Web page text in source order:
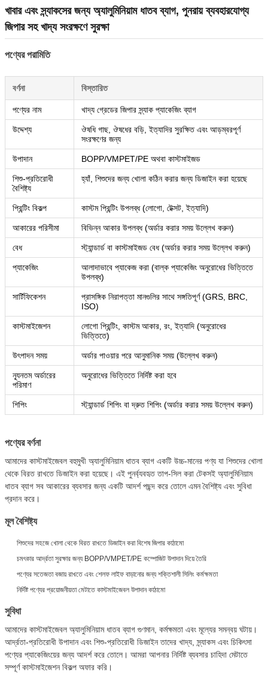
খাবার এবং স্ন্যাকসের জন্য অ্যালুমিনিয়াম ধাতব ব্যাগ, পুনরায় ব্যবহারযোগ্য
জিপার সহ খাদ্য সংরক্ষণে সুরক্ষা
পণ্যের পরামিতি
বর্ণনা বিস্তারিত
পণ্যের নাম খাদ্য গ্রেডের জিপার স্ন্যাক প্যাকেজিং ব্যাগ
উদ্দেশ্য
ঔষধি গাছ, ঔষধের বড়ি, ইত্যাদির সুরক্ষিত এবং আড়ম্বরপূর্ণ
সংরক্ষণের জন্য
উপাদান BOPP/VMPET/PE অথবা কাস্টমাইজড
শিশু-প্রতিরোধী
বৈশিষ্ট্য
হ্যাঁ, শিশুদের জন্য খোলা কঠিন করার জন্য ডিজাইন করা হয়েছে
প্রিন্টিং বিকল্প কাস্টম প্রিন্টিং উপলব্ধ (লোগো, টেক্সট, ইত্যাদি)
আকারের পরিসীমা বিভিন্ন আকার উপলব্ধ (অর্ডার করার সময় উল্লেখ করুন)
বেধ স্ট্যান্ডার্ড বা কাস্টমাইজড বেধ (অর্ডার করার সময় উল্লেখ করুন)
প্যাকেজিং
আলাদাভাবে প্যাকেজ করা (বাল্ক প্যাকেজিং অনুরোধের ভিত্তিতে
উপলব্ধ)
সার্টিফিকেশন
প্রাসঙ্গিক নিরাপত্তা মানগুলির সাথে সঙ্গতিপূর্ণ (GRS, BRC,
ISO)
কাস্টমাইজেশন
লোগো প্রিন্টিং, কাস্টম আকার, রং, ইত্যাদি (অনুরোধের
ভিত্তিতে)
উৎপাদন সময় অর্ডার পাওয়ার পরে আনুমানিক সময় (উল্লেখ করুন)
ন্যূনতম অর্ডারের
পরিমাণ
অনুরোধের ভিত্তিতে নির্দিষ্ট করা হবে
শিপিং স্ট্যান্ডার্ড শিপিং বা দ্রুত শিপিং (অর্ডার করার সময় উল্লেখ করুন)
পণ্যের বর্ণনা
আমাদের কাস্টমাইজেবল বহুমুখী অ্যালুমিনিয়াম ধাতব ব্যাগ একটি উচ্চ-মানের পণ্য যা শিশুদের খোলা
থেকে বিরত রাখতে ডিজাইন করা হয়েছে। এই পুনর্ব্যবহৃত তাপ-সিল করা টেকসই অ্যালুমিনিয়াম
ধাতব ব্যাগ সব আকারের ব্যবসার জন্য একটি আদর্শ পছন্দ করে তোলে এমন বৈশিষ্ট্য এবং সুবিধা
প্রদান করে।
মূল বৈশিষ্ট্য
শিশুদের সহজে খোলা থেকে বিরত রাখতে ডিজাইন করা বিশেষ জিপার কাঠামো
চমৎকার আর্দ্রতা সুরক্ষার জন্য BOPP/VMPET/PE কম্পোজিট উপাদান দিয়ে তৈরি
পণ্যের সতেজতা বজায় রাখতে এবং শেলফ লাইফ বাড়ানোর জন্য শক্তিশালী সিলিং কর্মক্ষমতা
নির্দিষ্ট পণ্যের প্রয়োজনীয়তা মেটাতে কাস্টমাইজেবল উপাদান কাঠামো
সুবিধা
আমাদের কাস্টমাইজেবল অ্যালুমিনিয়াম ধাতব ব্যাগ গুণমান, কর্মক্ষমতা এবং মূল্যের সমন্বয় ঘটায়।
আর্দ্রতা-প্রতিরোধী উপাদান এবং শিশু-প্রতিরোধী ডিজাইন তাদের খাদ্য, স্ন্যাকস এবং চিকিৎসা
পণ্যের প্যাকেজিংয়ের জন্য আদর্শ করে তোলে। আমরা আপনার নির্দিষ্ট ব্যবসার চাহিদা মেটাতে
সম্পূর্ণ কাস্টমাইজেশন বিকল্প অফার করি।